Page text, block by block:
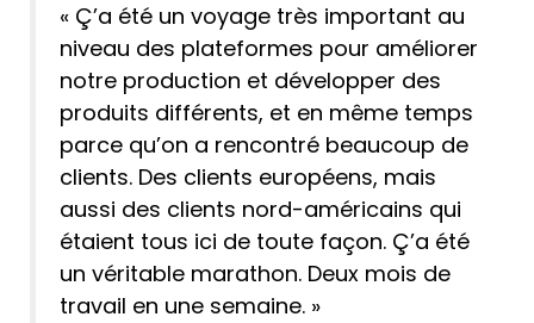
« Ç’a été un voyage très important au
niveau des plateformes pour améliorer
notre production et développer des
produits différents, et en même temps
parce qu’on a rencontré beaucoup de
clients. Des clients européens, mais
aussi des clients nord-américains qui
étaient tous ici de toute façon. Ç’a été
un véritable marathon. Deux mois de
travail en une semaine. »